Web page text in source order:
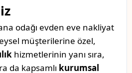
ana odağı evden eve nakliyat
müşterilerine özel,
hizmetlerinin yanı sıra,
da kapsamlı kurumsal